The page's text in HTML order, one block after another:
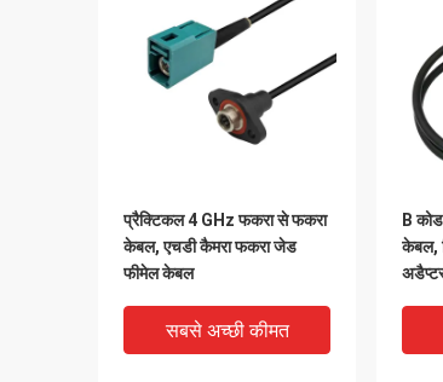
प्रैक्टिकल 4 GHz फकरा से फकरा
केबल, एचडी कैमरा फकरा जेड
फीमेल केबल
सबसे अच्छी कीमत
B
केबल,